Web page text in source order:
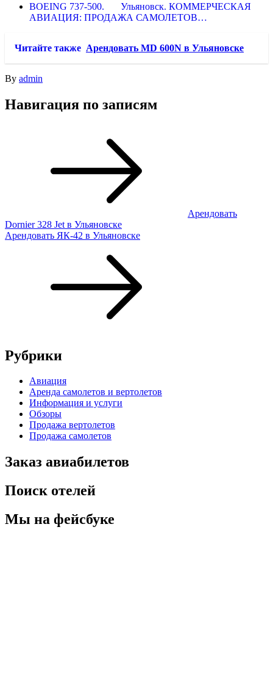
Ульяновск. КОММЕРЧЕСКАЯ
АВИАЦИЯ: ПРОДАЖА САМОЛЕТОВ…
Читайте также Арендовать MD 600N в Ульяновске
By admin
Навигация по записям
Арендовать
Dornier 328 Jet в Ульяновске
Арендовать ЯК-42 в Ульяновске
Рубрики
Авиация
Аренда самолетов и вертолетов
Информация и услуги
Обзоры
Продажа вертолетов
Продажа самолетов
Заказ авиабилетов
Поиск отелей
Мы на фейсбуке